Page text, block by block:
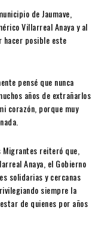
de Jaumave,
Villarreal Anaya y al
hacer posible este
pensé que nunca
años de extrañarlos
corazón, porque muy
reiteró que,
Anaya, el Gobierno
solidarias y cercanas
siempre la
de quienes por años